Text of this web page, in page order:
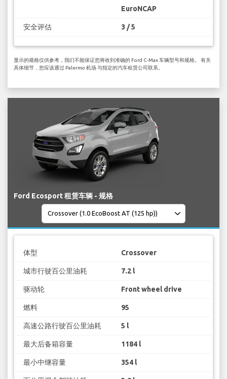
EuroNCAP
安全评估 3 / 5
显示的规格仅供参考，我们不能保证您将收到准确的 Ford C-Max 车辆型号和规格。 有关
具体细节，您应该通过 Palermo 机场 与指定的汽车租赁公司联系。
Ford Ecosport 租赁车辆 - 规格
体型 Crossover
城市行驶百公里油耗 7.2 l
驱动轮 Front wheel drive
燃料 95
高速公路行驶百公里油耗 5 l
最大后备箱容量 1184 l
最小中继容量 354 l